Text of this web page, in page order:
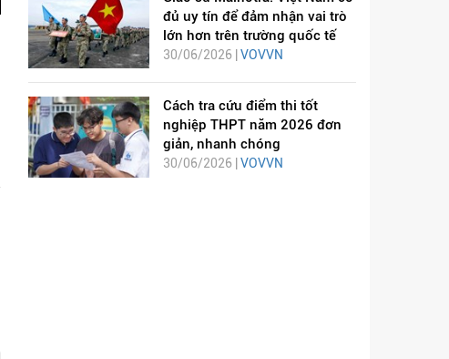
đủ uy tín để đảm nhận vai trò
lớn hơn trên trường quốc tế
30/06/2026 | VOVVN
Cách tra cứu điểm thi tốt
nghiệp THPT năm 2026 đơn
giản, nhanh chóng
30/06/2026 | VOVVN